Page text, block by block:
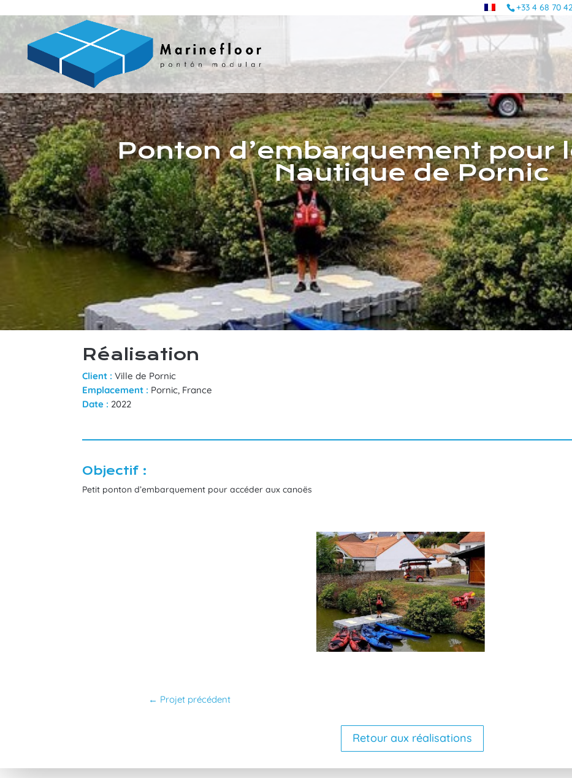
+33 4 68 70
Ponton d’embarquement pour
Nautique de Pornic
Réalisation
Client : Ville de Pornic
Emplacement : Pornic, France
Date : 2022
Objectif :
Petit ponton d’embarquement pour accéder aux canoës
← Projet précédent
Retour aux réalisations